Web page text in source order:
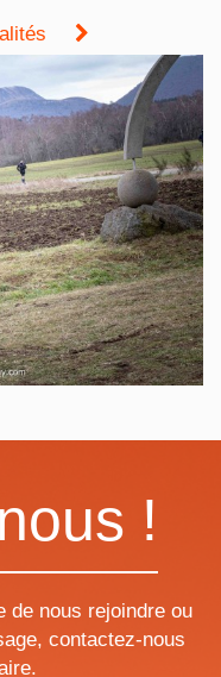
!
de nous rejoindre ou
contactez-nous